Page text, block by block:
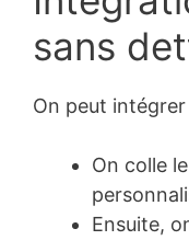
sans
On peut
On colle
Ensuite,